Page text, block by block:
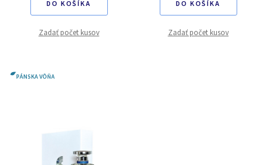
DO KOŠÍKA
Zadať počet kusov
DO KOŠÍKA
Zadať počet kusov
PÁNSKA VÔŇA